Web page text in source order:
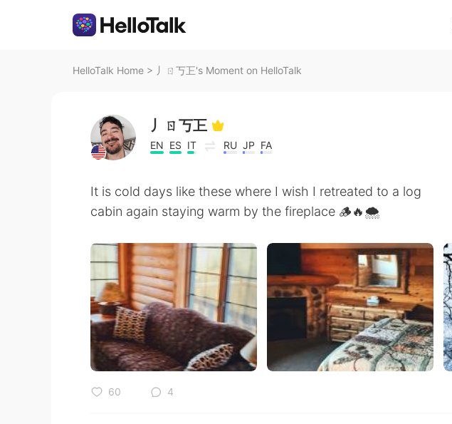
HelloTalk Home > 丿ㄖ丂㠪's Moment on HelloTalk
丿ㄖ丂㠪
EN ES IT RU JP FA
It is cold days like these where I wish I retreated to a log
cabin again staying warm by the fireplace 🪵🔥🌨
60 4